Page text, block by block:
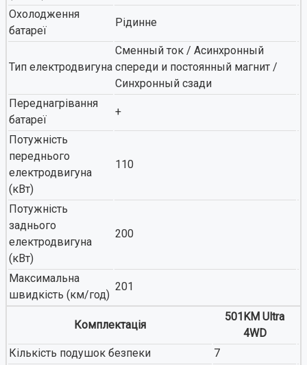
Охолодження
батареї
Рідинне
Тип електродвигуна
Сменный ток / Асинхронный
спереди и постоянный магнит /
Синхронный сзади
Переднагрівання
батареї
+
Потужність
переднього
електродвигуна
(кВт)
110
Потужність
заднього
електродвигуна
(кВт)
200
Максимальна
швидкість (км/год)
201
Комплектація
501KM Ultra
4WD
Кількість подушок безпеки
7